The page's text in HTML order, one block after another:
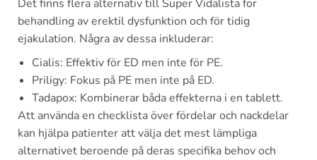
Det finns flera alternativ till Super Vidalista för
behandling av erektil dysfunktion och för tidig
ejakulation. Några av dessa inkluderar:
Cialis: Effektiv för ED men inte för PE.
Priligy: Fokus på PE men inte på ED.
Tadapox: Kombinerar båda effekterna i en tablett.
Att använda en checklista över fördelar och nackdelar
kan hjälpa patienter att välja det mest lämpliga
alternativet beroende på deras specifika behov och